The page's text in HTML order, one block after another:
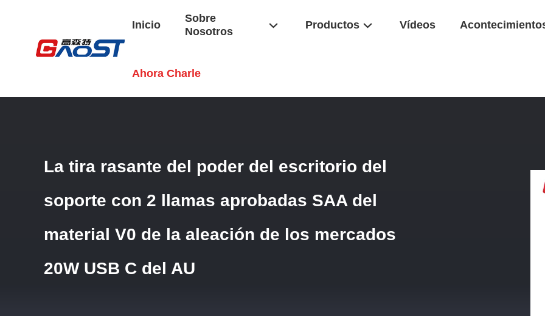
Inicio
Sobre
Nosotros
Productos Vídeos
Ahora Charle
Mercados 20W USB C Del AU
La tira rasante del poder del escritorio del
soporte con 2 llamas aprobadas SAA del
material V0 de la aleación de los mercados
20W USB C del AU